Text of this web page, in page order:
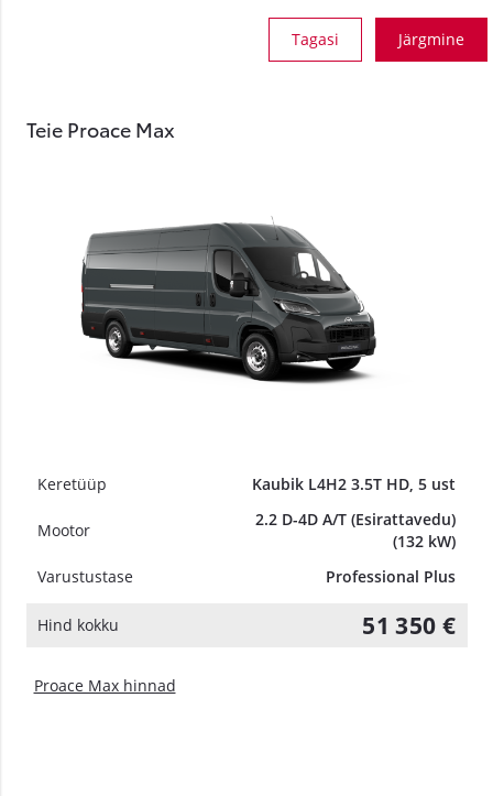
Tagasi Järgmine
Teie Proace Max
Keretüüp Kaubik L4H2 3.5T HD, 5 ust
Mootor
2.2 D-4D A/T (Esirattavedu)
(132 kW)
Varustustase
Professional Plus
Hind kokku 51 350 €
Proace Max hinnad